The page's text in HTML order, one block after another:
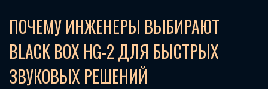
ПОЧЕМУ ИНЖЕНЕРЫ ВЫБИРАЮТ
BLACK BOX HG-2 ДЛЯ БЫСТРЫХ
ЗВУКОВЫХ РЕШЕНИЙ